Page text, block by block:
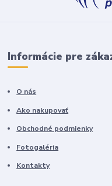
Informácie pre
O nás
Ako nakupovať
Obchodné podmienky
Fotogaléria
Kontakty